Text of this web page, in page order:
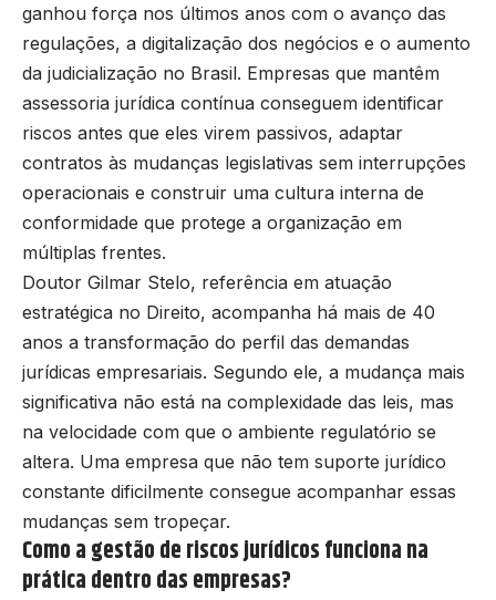
ganhou força nos últimos anos com o avanço das
regulações, a digitalização dos negócios e o aumento
da judicialização no Brasil. Empresas que mantêm
assessoria jurídica contínua conseguem identificar
riscos antes que eles virem passivos, adaptar
contratos às mudanças legislativas sem interrupções
operacionais e construir uma cultura interna de
conformidade que protege a organização em
múltiplas frentes.
Doutor Gilmar Stelo, referência em atuação
estratégica no Direito, acompanha há mais de 40
anos a transformação do perfil das demandas
jurídicas empresariais. Segundo ele, a mudança mais
significativa não está na complexidade das leis, mas
na velocidade com que o ambiente regulatório se
altera. Uma empresa que não tem suporte jurídico
constante dificilmente consegue acompanhar essas
mudanças sem tropeçar.
Como a gestão de riscos jurídicos funciona na
prática dentro das empresas?